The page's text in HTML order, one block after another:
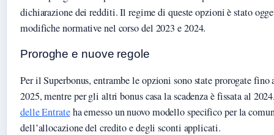
dichiarazione dei redditi. Il regime di queste opzioni è stato
modifiche normative nel corso del 2023 e 2024.
Proroghe e nuove regole
Per il Superbonus, entrambe le opzioni sono state prorogate fino
2025, mentre per gli altri bonus casa la scadenza è fissata al
delle Entrateha emesso un nuovo modello specifico per la
dell’allocazione del credito e degli sconti applicati.